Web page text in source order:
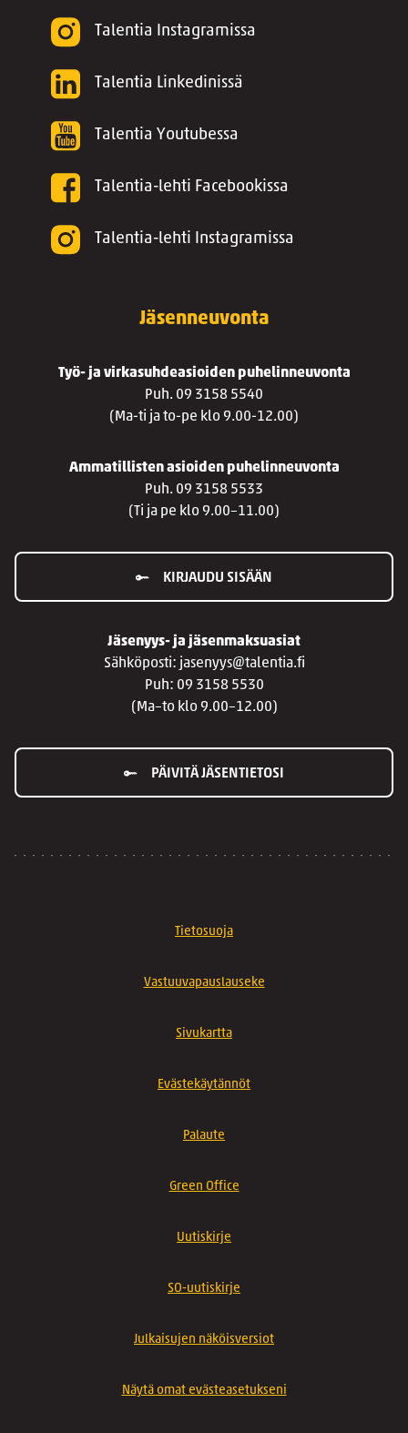
Talentia Instagramissa
Talentia Linkedinissä
Talentia Youtubessa
Talentia-lehti Facebookissa
Talentia-lehti Instagramissa
Jäsenneuvonta
Työ- ja virkasuhdeasioiden puhelinneuvonta
Puh. 09 3158 5540
(Ma-ti ja to-pe klo 9.00-12.00)
Ammatillisten asioiden puhelinneuvonta
Puh. 09 3158 5533
(Ti ja pe klo 9.00–11.00)
KIRJAUDU SISÄÄN
Jäsenyys- ja jäsenmaksuasiat
Sähköposti: jasenyys@talentia.fi
Puh: 09 3158 5530
(Ma–to klo 9.00–12.00)
PÄIVITÄ JÄSENTIETOSI
Tietosuoja
Vastuuvapauslauseke
Sivukartta
Evästekäytännöt
Palaute
Green Office
Uutiskirje
SO-uutiskirje
Julkaisujen näköisversiot
Näytä omat evästeasetukseni